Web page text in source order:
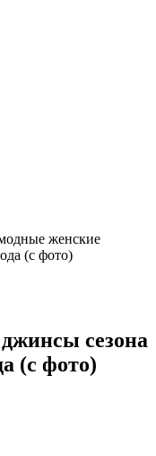
женские
(с фото)
сезона
(с фото)